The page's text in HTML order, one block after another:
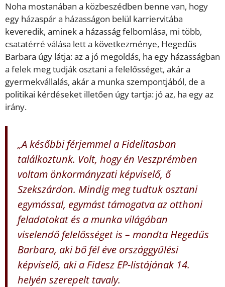
Noha mostanában a közbeszédben benne van, hogy
egy házaspár a házasságon belül karriervitába
keveredik, aminek a házasság felbomlása, mi több,
csatatérré válása lett a következménye, Hegedűs
Barbara úgy látja: az a jó megoldás, ha egy házasságban
a felek meg tudják osztani a felelősséget, akár a
gyermekvállalás, akár a munka szempontjából, de a
politikai kérdéseket illetően úgy tartja: jó az, ha egy az
irány.
„A későbbi férjemmel a Fidelitasban
találkoztunk. Volt, hogy én Veszprémben
voltam önkormányzati képviselő, ő
Szekszárdon. Mindig meg tudtuk osztani
egymással, egymást támogatva az otthoni
feladatokat és a munka világában
viselendő felelősséget is – mondta Hegedűs
Barbara, aki bő fél éve országgyűlési
képviselő, aki a Fidesz EP-listájának 14.
helyén szerepelt tavaly.